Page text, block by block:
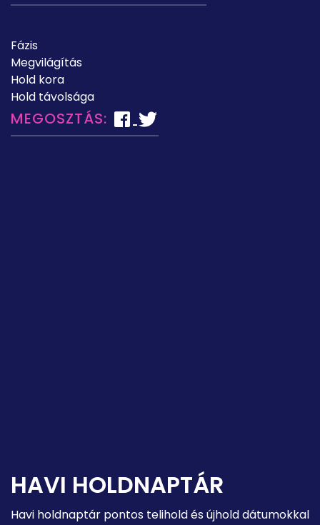
Fázis
Megvilágítás
Hold kora
Hold távolsága
MEGOSZTÁS:
HAVI HOLDNAPTÁR
Havi holdnaptár pontos telihold és újhold dátumokkal